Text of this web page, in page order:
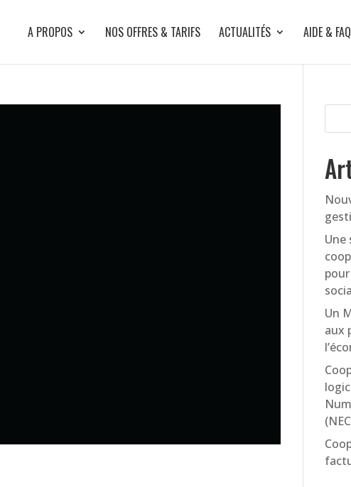
A PROPOS NOS OFFRES & TARIFS ACTUALITÉS AIDE & FAQ
Une
Un
aux